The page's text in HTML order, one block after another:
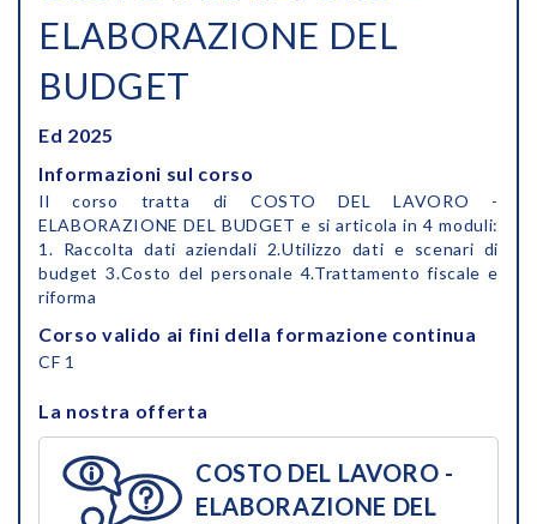
ELABORAZIONE DEL
BUDGET
Ed 2025
Informazioni sul corso
Il corso tratta di COSTO DEL LAVORO -
ELABORAZIONE DEL BUDGET e si articola in 4 moduli:
1. Raccolta dati aziendali 2.Utilizzo dati e scenari di
budget 3.Costo del personale 4.Trattamento fiscale e
riforma
Corso valido ai fini della formazione continua
CF 1
La nostra offerta
COSTO DEL LAVORO -
ELABORAZIONE DEL